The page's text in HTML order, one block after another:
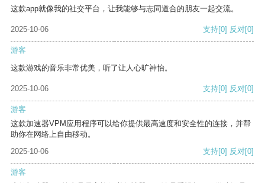
这款app就像我的社交平台，让我能够与志同道合的朋友一起交流。
2025-10-06 支持[0] 反对[0]
游客
这款游戏的音乐非常优美，听了让人心旷神怡。
2025-10-06 支持[0] 反对[0]
游客
这款加速器VPM应用程序可以给你提供最高速度和安全性的连接，并帮
助你在网络上自由移动。
2025-10-06
支持[0] 反对[0]
游客